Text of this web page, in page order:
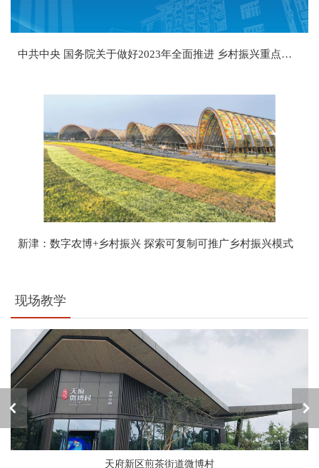
中共中央 国务院关于做好2023年全面推进 乡村振兴重点工作的意见
新津：数字农博+乡村振兴 探索可复制可推广乡村振兴模式
现场教学
天府新区煎茶街道微博村